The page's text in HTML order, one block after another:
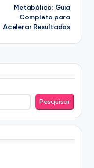
Metabólico: Guia
Completo para
Acelerar Resultados
Pesquisar